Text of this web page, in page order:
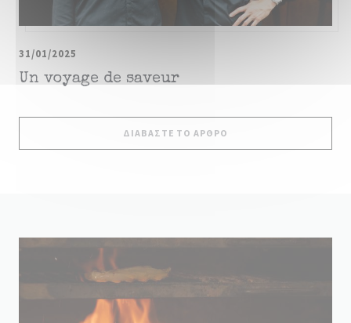
Un voyage de saveur
31/01/2025
ΔΙΑΒΆΣΤΕ ΤΟ ΆΡΘΡΟ